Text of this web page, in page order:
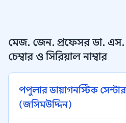
মেজ. জেন. প্রফেসর ডা.
চেম্বার ও সিরিয়াল নাম্বার
পপুলার ডায়াগনস্টিক
(জসিমউদ্দিন)